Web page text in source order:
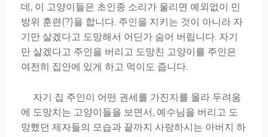
데, 이 고양이들은 초인종 소리가 울리면 예외없이 민
방위 훈련(?)을 합니다. 주인을 지키는 것이 아니라 자
기만 살겠다고 도망해서 어딘가 숨어 버립니다. 자기
만 살겠다고 주인을 버리고 도망친 고양이를 주인은
여전히 집안에 있게 하고 먹이도 줍니다.
자기 집 주인이 어떤 권세를 가진지를 몰라 두려움
에 도망치는 고양이들을 보면서, 예수님을 버리고 도
망했던 제자들의 모습과 끝까지 사랑하시는 아버지 하